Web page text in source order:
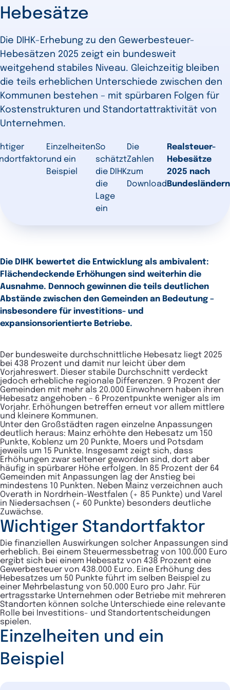
Hebesätze
Die DIHK-Erhebung zu den Gewerbesteuer-
Hebesätzen 2025 zeigt ein bundesweit
weitgehend stabiles Niveau. Gleichzeitig bleiben
die teils erheblichen Unterschiede zwischen den
Kommunen bestehen – mit spürbaren Folgen für
Kostenstrukturen und Standortattraktivität von
Unternehmen.
Einzelheiten
und ein
Beispiel
So
schätzt
die DIHK
die
Lage
ein
Die
Zahlen
zum
Download
Realsteuer-
Hebesätze
2025 nach
Bundesländern
Die DIHK bewertet die Entwicklung als ambivalent:
Flächendeckende Erhöhungen sind weiterhin die
Ausnahme. Dennoch gewinnen die teils deutlichen
Abstände zwischen den Gemeinden an Bedeutung –
insbesondere für investitions- und
expansionsorientierte Betriebe.
Der bundesweite durchschnittliche Hebesatz liegt 2025
bei 438 Prozent und damit nur leicht über dem
Vorjahreswert. Dieser stabile Durchschnitt verdeckt
jedoch erhebliche regionale Differenzen. 9 Prozent der
Gemeinden mit mehr als 20.000 Einwohnern haben ihren
Hebesatz angehoben – 6 Prozentpunkte weniger als im
Vorjahr. Erhöhungen betreffen erneut vor allem mittlere
und kleinere Kommunen.
Unter den Großstädten ragen einzelne Anpassungen
deutlich heraus: Mainz erhöhte den Hebesatz um 150
Punkte, Koblenz um 20 Punkte, Moers und Potsdam
jeweils um 15 Punkte. Insgesamt zeigt sich, dass
Erhöhungen zwar seltener geworden sind, dort aber
häufig in spürbarer Höhe erfolgen. In 85 Prozent der 64
Gemeinden mit Anpassungen lag der Anstieg bei
mindestens 10 Punkten. Neben Mainz verzeichnen auch
Overath in Nordrhein-Westfalen (+ 85 Punkte) und Varel
in Niedersachsen (+ 60 Punkte) besonders deutliche
Zuwächse.
Wichtiger Standortfaktor
Die finanziellen Auswirkungen solcher Anpassungen sind
erheblich. Bei einem Steuermessbetrag von 100.000 Euro
ergibt sich bei einem Hebesatz von 438 Prozent eine
Gewerbesteuer von 438.000 Euro. Eine Erhöhung des
Hebesatzes um 50 Punkte führt im selben Beispiel zu
einer Mehrbelastung von 50.000 Euro pro Jahr. Für
ertragsstarke Unternehmen oder Betriebe mit mehreren
Standorten können solche Unterschiede eine relevante
Rolle bei Investitions- und Standortentscheidungen
spielen.
Einzelheiten und ein
Beispiel